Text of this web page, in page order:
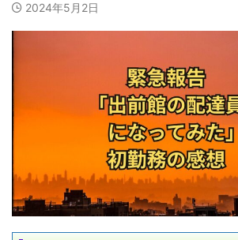
2024年5月2日